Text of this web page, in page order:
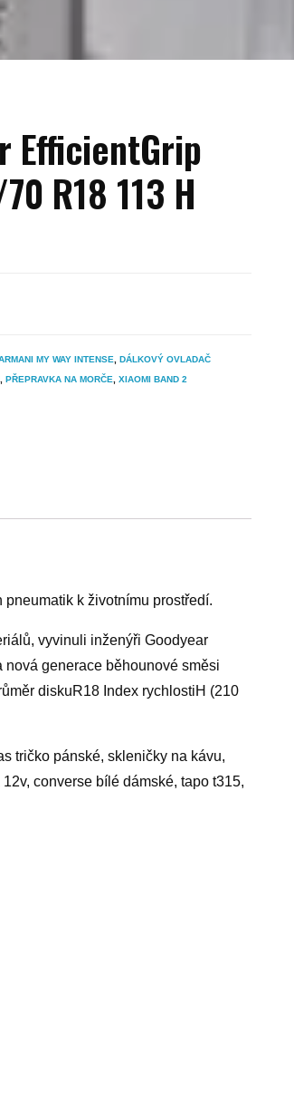
EfficientGrip
R18 113 H
MY WAY INTENSE, DÁLKOVÝ OVLADAČ
, PŘEPRAVKA NA MORČE, XIAOMI BAND 2
k životnímu prostředí.
vyvinuli inženýři Goodyear
generace běhounové směsi
diskuR18 Index rychlostiH (210
tričko pánské, skleničky na kávu,
converse bílé dámské, tapo t315,